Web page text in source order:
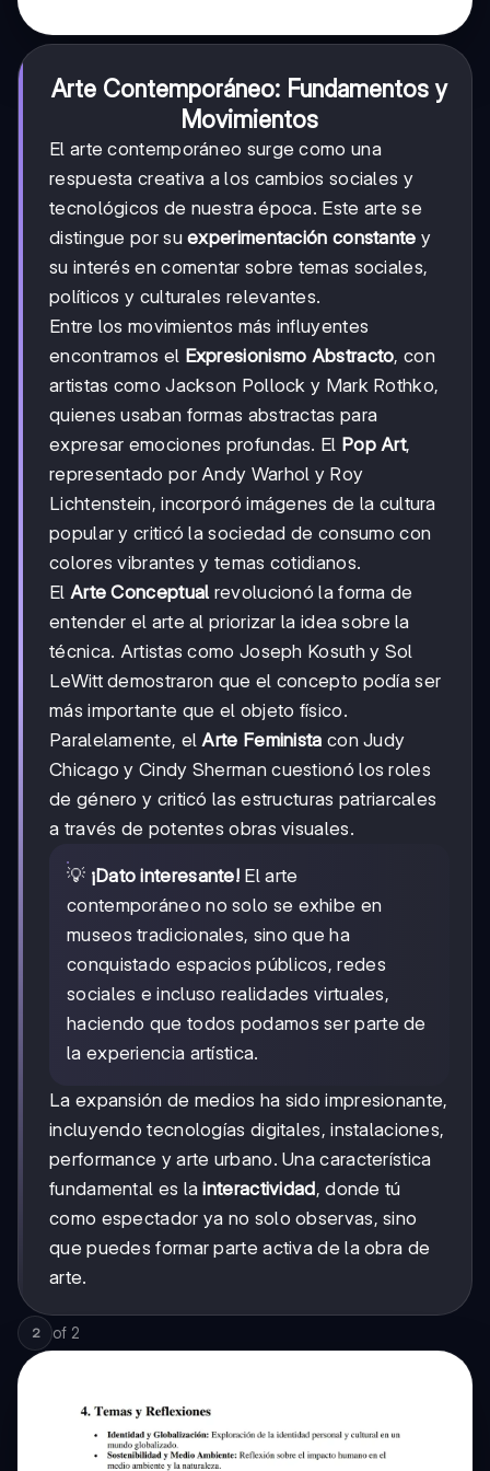
Arte Contemporáneo: Fundamentos y
Movimientos
El arte contemporáneo surge como una
respuesta creativa a los cambios sociales y
tecnológicos de nuestra época. Este arte se
distingue por suexperimentación constante y
su interés en comentar sobre temas sociales,
políticos y culturales relevantes.
Entre los movimientos más influyentes
encontramos el Expresionismo Abstracto, con
artistas como Jackson Pollock y Mark Rothko,
quienes usaban formas abstractas para
expresar emociones profundas. El Pop Art,
representado por Andy Warhol y Roy
Lichtenstein, incorporó imágenes de la cultura
popular y criticó la sociedad de consumo con
colores vibrantes y temas cotidianos.
El Arte Conceptual revolucionó la forma de
entender el arte al priorizar la idea sobre la
técnica. Artistas como Joseph Kosuth y Sol
LeWitt demostraron que el concepto podía ser
más importante que el objeto físico.
Paralelamente, elArte Feminista con Judy
Chicago y Cindy Sherman cuestionó los roles
de género y criticó las estructuras patriarcales
a través de potentes obras visuales.
💡 ¡Dato interesante! El arte
contemporáneo no solo se exhibe en
museos tradicionales, sino que ha
conquistado espacios públicos, redes
sociales e incluso realidades virtuales,
haciendo que todos podamos ser parte de
la experiencia artística.
La expansión de medios ha sido impresionante,
incluyendo tecnologías digitales, instalaciones,
performance y arte urbano. Una característica
fundamental es lainteractividad, donde tú
como espectador ya no solo observas, sino
que puedes formar parte activa de la obra de
arte.
2 of 2